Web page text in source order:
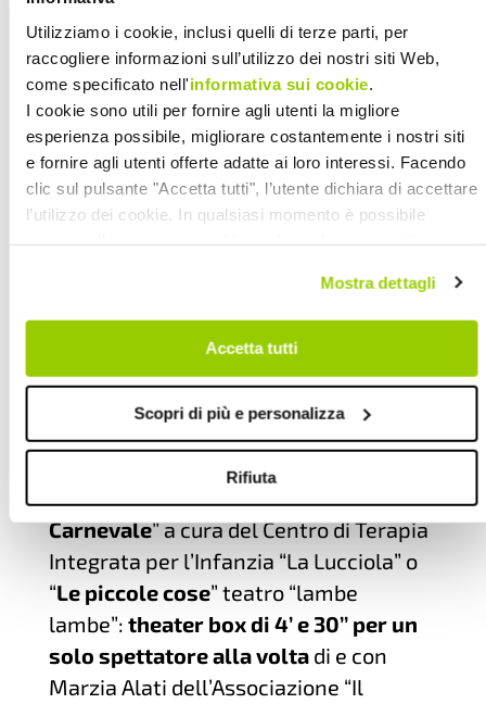
Utilizziamo i cookie, inclusi quelli di terze parti, per
raccogliere informazioni sull’utilizzo dei nostri siti Web,
come specificato nell'informativa sui cookie
I cookie sono utili per fornire agli utenti la migliore
esperienza possibile, migliorare costantemente i nostri siti
e fornire agli utenti offerte adatte ai loro interessi. Facendo
clic sul pulsante "Accetta tutti", l’utente dichiara di accettare
l’utilizzo dei cookie. In qualsiasi momento è possibile
su "Scopri di più e personalizza". Chiudendo questa
informativa con l’apposito tasto in alto a destra continui
Mostra dettagli
Accetta tutti
Scopri di più e personalizza
Rifiuta
Non mancheranno gli spettacoli tra cui
il concerto,il 15 giugno alle 21.00, dei
Rulli Frulli , la banda di inclusione nata
nel 2010 all’interno della Fondazione
Scuola di Musica Carlo e Guglielmo
Andreoli, convenzionata con il servizio
di Neuropsichiatria infantile
dell’azienda USL di Mirandola e attenta
molti altri spettacoli sono in
programma nel corso delle due
giornate: “Io sono… e tu, che palla
sei?” a cura de “La Compagnia del
Monpoliere” del servizio SET Bologna
gestito da CADIAI, “Radici, Carro di
Carnevale” a cura del Centro di Terapia
Integrata per l’Infanzia “La Lucciola” o
“Le piccole cose” teatro “lambe
lambe”: theater box di 4’ e 30’’ per un
solo spettatore alla voltadi e con
Marzia Alati dell’Associazione “Il